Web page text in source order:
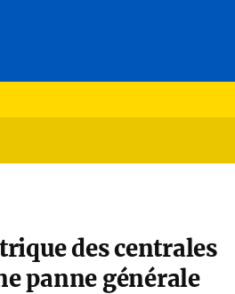
des centrales
panne générale